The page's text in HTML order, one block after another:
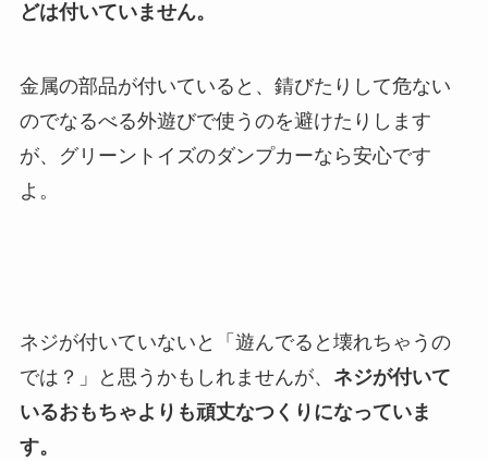
どは付いていません。
金属の部品が付いていると、錆びたりして危ない
のでなるべる外遊びで使うのを避けたりします
が、グリーントイズのダンプカーなら安心です
よ。
ネジが付いていないと「遊んでると壊れちゃうの
では？」と思うかもしれませんが、 ネジが付いて
いるおもちゃよりも頑丈なつくりになっていま
す。